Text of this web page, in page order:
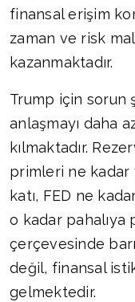
finansal erişim
zaman ve risk
kazanmaktadır.
Trump için sorun
anlaşmayı daha
kılmaktadır.
primleri ne kadar
katı, FED ne
o kadar pahalıya
çerçevesinde
değil, finansal
gelmektedir.